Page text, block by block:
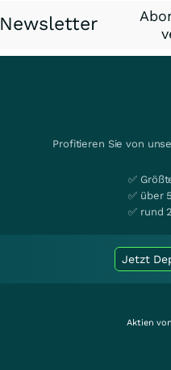
Newsletter
Profitieren Sie von
✅
✅ über
✅ rund
Jetzt
Aktien